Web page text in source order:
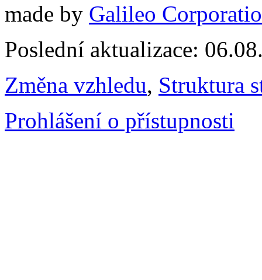
made by Galileo
Poslední aktualizace:
Změna vzhledu, Struktura
Prohlášení o přístupnosti